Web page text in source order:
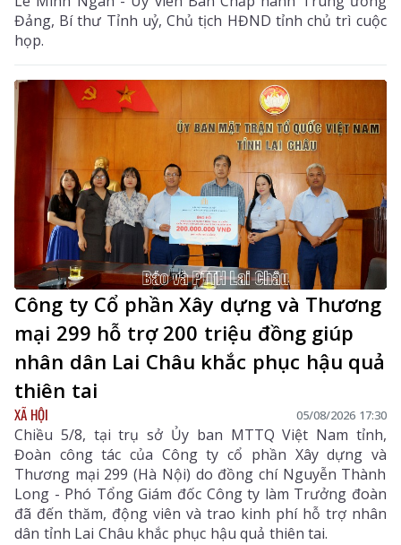
Đảng, Bí thư Tỉnh uỷ, Chủ tịch HĐND tỉnh chủ trì cuộc
họp.
Công ty Cổ phần Xây dựng và Thương
mại 299 hỗ trợ 200 triệu đồng giúp
nhân dân Lai Châu khắc phục hậu quả
thiên tai
XÃ HỘI 05/08/2026 17:30
Chiều 5/8, tại trụ sở Ủy ban MTTQ Việt Nam tỉnh,
Đoàn công tác của Công ty cổ phần Xây dựng và
Thương mại 299 (Hà Nội) do đồng chí Nguyễn Thành
Long - Phó Tổng Giám đốc Công ty làm Trưởng đoàn
đã đến thăm, động viên và trao kinh phí hỗ trợ nhân
dân tỉnh Lai Châu khắc phục hậu quả thiên tai.